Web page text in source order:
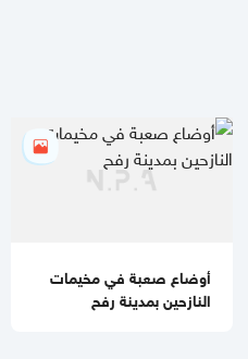
أوضاع صعبة في مخيمات
النازحين بمدينة رفح